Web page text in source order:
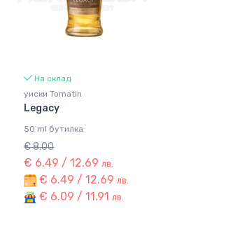
На склад
уиски Tomatin
Legacy
50 ml бутилка
€ 8.00
€ 6.49 / 12.69лв.
€ 6.49 / 12.69лв.
€ 6.09 / 11.91лв.